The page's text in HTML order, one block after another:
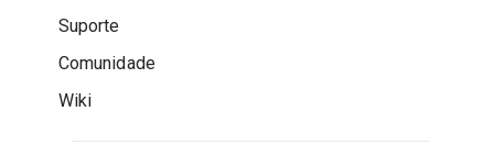
Suporte
Comunidade
Wiki